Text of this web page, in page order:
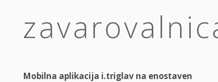
Mobilna aplikacija i.triglav na enostaven